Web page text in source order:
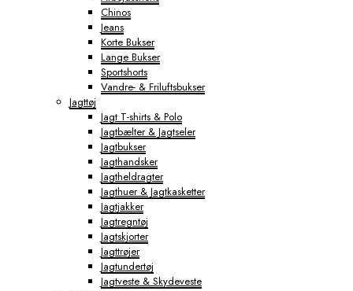
Chinos
Jeans
Korte Bukser
Lange Bukser
Sportshorts
Vandre- & Friluftsbukser
Jagttøj
Jagt T-shirts & Polo
Jagtbælter & Jagtseler
Jagtbukser
Jagthandsker
Jagtheldragter
Jagthuer & Jagtkasketter
Jagtjakker
Jagtregntøj
Jagtskjorter
Jagttrøjer
Jagtundertøj
Jagtveste & Skydeveste